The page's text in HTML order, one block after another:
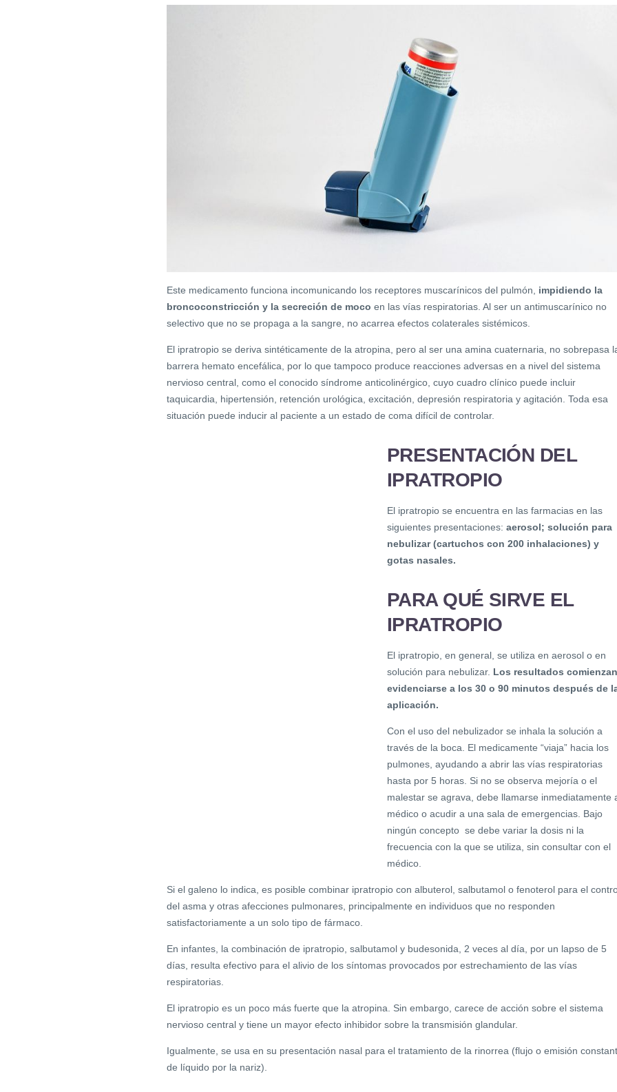
Este medicamento funciona incomunicando los receptores muscarínicos del pulmón, impidiendo la
broncoconstricción y la secreción de moco en las vías respiratorias. Al ser un antimuscarínico no
selectivo que no se propaga a la sangre, no acarrea efectos colaterales sistémicos.
El ipratropio se deriva sintéticamente de la atropina, pero al ser una amina cuaternaria, no sobrepasa
barrera hemato encefálica, por lo que tampoco produce reacciones adversas en a nivel del sistema
nervioso central, como el conocido síndrome anticolinérgico, cuyo cuadro clínico puede incluir
taquicardia, hipertensión, retención urológica, excitación, depresión respiratoria y agitación. Toda esa
situación puede inducir al paciente a un estado de coma difícil de controlar.
PRESENTACIÓN DEL
IPRATROPIO
El ipratropio se encuentra en las farmacias en las
siguientes presentaciones: aerosol; solución para
nebulizar (cartuchos con 200 inhalaciones) y
gotas nasales.
PARA QUÉ SIRVE EL
IPRATROPIO
El ipratropio, en general, se utiliza en aerosol o en
solución para nebulizar. Los resultados
evidenciarse a los 30 o 90 minutos después de
aplicación.
Con el uso del nebulizador se inhala la solución a
través de la boca. El medicamente “viaja” hacia los
pulmones, ayudando a abrir las vías respiratorias
hasta por 5 horas. Si no se observa mejoría o el
malestar se agrava, debe llamarse inmediatamente
médico o acudir a una sala de emergencias. Bajo
ningún concepto se debe variar la dosis ni la
frecuencia con la que se utiliza, sin consultar con el
médico.
Si el galeno lo indica, es posible combinar ipratropio con albuterol, salbutamol o fenoterol para el
del asma y otras afecciones pulmonares, principalmente en individuos que no responden
satisfactoriamente a un solo tipo de fármaco.
En infantes, la combinación de ipratropio, salbutamol y budesonida, 2 veces al día, por un lapso de 5
días, resulta efectivo para el alivio de los síntomas provocados por estrechamiento de las vías
respiratorias.
El ipratropio es un poco más fuerte que la atropina. Sin embargo, carece de acción sobre el sistema
nervioso central y tiene un mayor efecto inhibidor sobre la transmisión glandular.
Igualmente, se usa en su presentación nasal para el tratamiento de la rinorrea (flujo o emisión
de líquido por la nariz).